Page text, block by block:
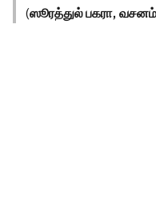
(ஸூரத்துல் பகரா,